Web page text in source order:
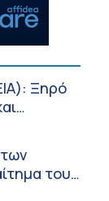
Ξηρό
του